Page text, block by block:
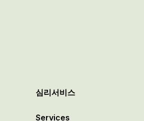
심리서비스
Services